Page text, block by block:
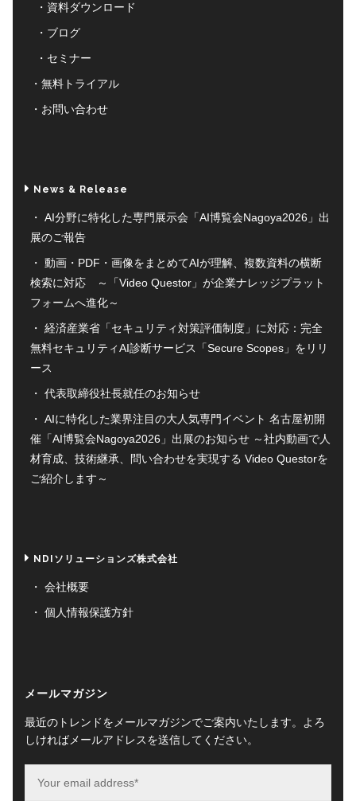
資料ダウンロード
ブログ
セミナー
無料トライアル
お問い合わせ
News & Release
AI分野に特化した専門展示会「AI博覧会Nagoya2026」出
展のご報告
動画・PDF・画像をまとめてAIが理解、複数資料の横断
検索に対応 ～「Video Questor」が企業ナレッジプラット
フォームへ進化～
経済産業省「セキュリティ対策評価制度」に対応：完全
無料セキュリティAI診断サービス「Secure Scopes」をリリ
ース
代表取締役社長就任のお知らせ
AIに特化した業界注目の大人気専門イベント 名古屋初開
催「AI博覧会Nagoya2026」出展のお知らせ ～社内動画で人
材育成、技術継承、問い合わせを実現する Video Questorを
ご紹介します～
NDIソリューションズ株式会社
会社概要
個人情報保護方針
メールマガジン
最近のトレンドをメールマガジンでご案内いたします。よろ
しければメールアドレスを送信してください。